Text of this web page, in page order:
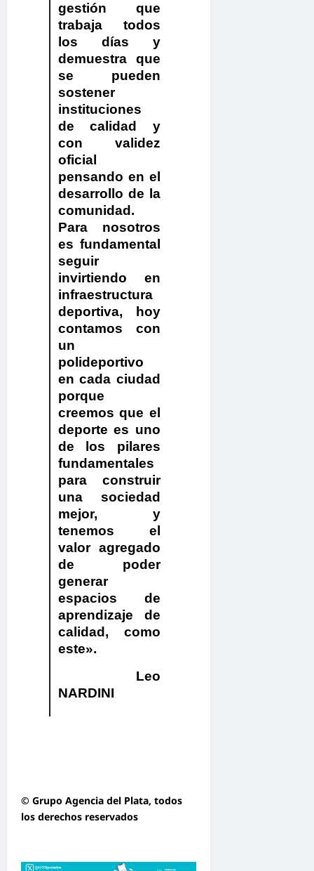
gestión que
trabaja todos
los días y
demuestra que
se pueden
sostener
instituciones
de calidad y
con validez
oficial
pensando en el
desarrollo de la
comunidad.
Para nosotros
es fundamental
seguir
invirtiendo en
infraestructura
deportiva, hoy
contamos con
un
polideportivo
en cada ciudad
porque
creemos que el
deporte es uno
de los pilares
fundamentales
para construir
una sociedad
mejor, y
tenemos el
valor agregado
de poder
generar
espacios de
aprendizaje de
calidad, como
este».
Leo
NARDINI
© Grupo Agencia del Plata, todos
los derechos reservados